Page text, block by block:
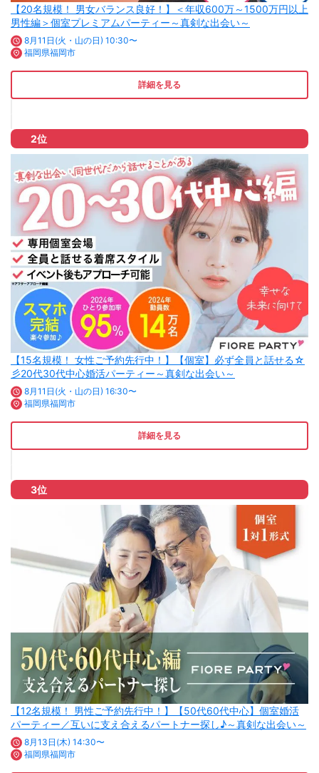
【20名規模！ 男女バランス良好！】＜年収600万～1500万円以上
男性編＞個室プレミアムパーティー～真剣な出会い～
8月11日(火・山の日) 10:30〜
福岡県福岡市
詳細を見る
2位
【15名規模！ 女性ご予約先行中！】【個室】必ず全員と話せる☆
彡20代30代中心婚活パーティー～真剣な出会い～
8月11日(火・山の日) 16:30〜
福岡県福岡市
詳細を見る
3位
【12名規模！ 男性ご予約先行中！】【50代60代中心】個室婚活
パーティー／互いに支え合えるパートナー探し♪～真剣な出会い～
8月13日(木) 14:30〜
福岡県福岡市